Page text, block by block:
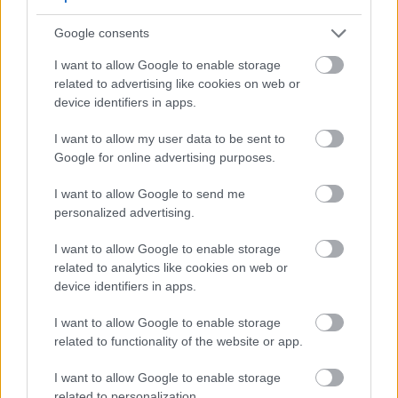
Google consents
I want to allow Google to enable storage
related to advertising like cookies on web or
device identifiers in apps.
I want to allow my user data to be sent to
Google for online advertising purposes.
I want to allow Google to send me
personalized advertising.
I want to allow Google to enable storage
related to analytics like cookies on web or
device identifiers in apps.
I want to allow Google to enable storage
related to functionality of the website or app.
I want to allow Google to enable storage
നിങ്ങളുടെ കുടലിലെ നല്ല ബാക്ടീരിയകളെ
ആസിഡുകൾ ഉത്പാദിപ്പിക്കാനും സഹായിക്കുന്നു.
ഈ ആസിഡുകൾ നിങ്ങളുടെ കുടലിലെ വീക്കം
കുറയ്ക്കാൻ സഹായിക്കും. ഇത് ദഹന
നിലനിർത്താനും സഹായിക്കും.
കുടലിന്റെ ആരോഗ്യത്തിന് വളരെയധികം
സഹായിക്കും. അവയ്ക്ക് നല്ല രുചിയുണ്ട്, കൂടാതെ
നൽകുന്നു. ഈ പോഷകങ്ങൾ നിങ്ങളുടെ ശരീരം
ശരിയായി പ്രവർത്തിക്കാൻ സഹായിക്കുന്നു.
കാൻസറിനെ ചെറുക്കാനുള്ള
സാധ്യതയുള്ള ഗുണങ്ങൾ